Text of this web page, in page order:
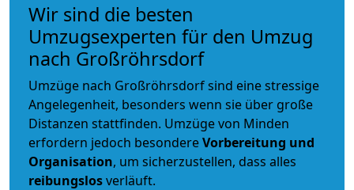
Wir sind die besten
Umzugsexperten für den Umzug
nach Großröhrsdorf
Umzüge nach Großröhrsdorf sind eine stressige
Angelegenheit, besonders wenn sie über große
Distanzen stattfinden. Umzüge von Minden
erfordern jedoch besondereVorbereitung und
Organisation, um sicherzustellen, dass alles
reibungslosverläuft.